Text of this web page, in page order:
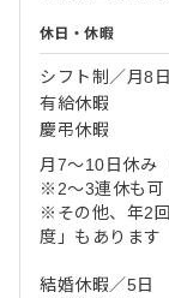
休日・休暇
シフト制／月8
有給休暇
慶弔休暇
月7～10日休み
※2～3連休も可
※その他、年2
度」もあります
結婚休暇／5日